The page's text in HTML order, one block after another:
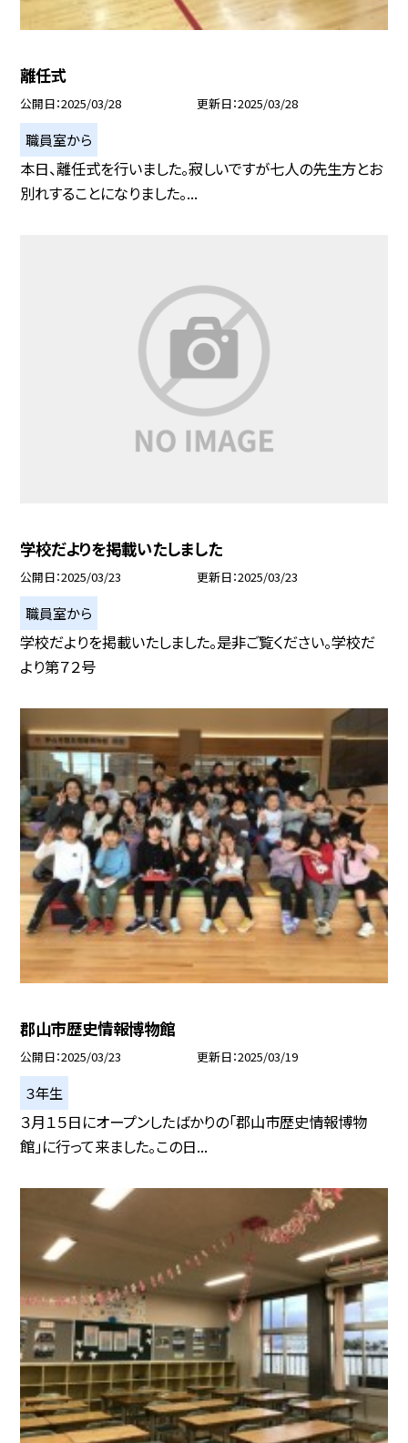
離任式
公開日 2025/03/28 更新日 2025/03/28
職員室から
本日、離任式を行いました。寂しいですが七人の先生方とお
別れすることになりました。...
学校だよりを掲載いたしました
公開日 2025/03/23 更新日 2025/03/23
職員室から
学校だよりを掲載いたしました。是非ご覧ください。学校だ
より第７２号
郡山市歴史情報博物館
公開日 2025/03/23 更新日 2025/03/19
３年生
３月１５日にオープンしたばかりの「郡山市歴史情報博物
館」に行って来ました。この日...